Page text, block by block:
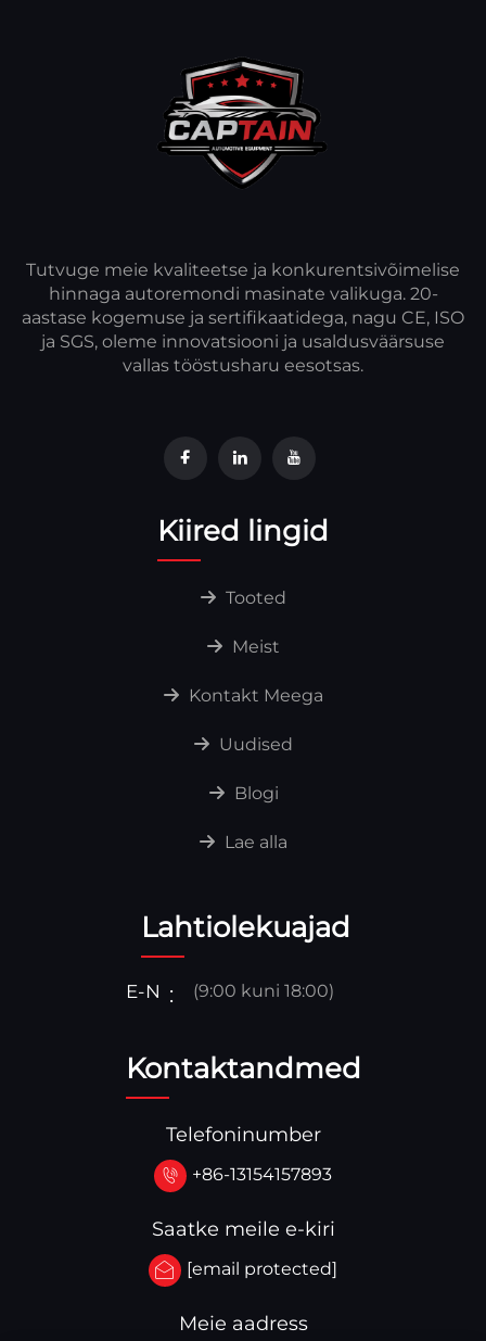
Tutvuge meie kvaliteetse ja konkurentsivõimelise
hinnaga autoremondi masinate valikuga. 20-
aastase kogemuse ja sertifikaatidega, nagu CE, ISO
ja SGS, oleme innovatsiooni ja usaldusväärsuse
vallas tööstusharu eesotsas.
Kiired lingid
Tooted
Meist
Kontakt Meega
Uudised
Blogi
Lae alla
Lahtiolekuajad
E-N (9:00 kuni 18:00)
Kontaktandmed
Telefoninumber
+86-13154157893
Saatke meile e-kiri
[email protected]
Meie aadress